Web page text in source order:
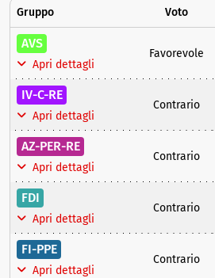
Gruppo Voto
AVS
Apri dettagli
Favorevole
IV-C-RE
Apri dettagli
Contrario
AZ-PER-RE
Apri dettagli
Contrario
FDI
Apri dettagli
Contrario
FI-PPE
Apri dettagli
Contrario